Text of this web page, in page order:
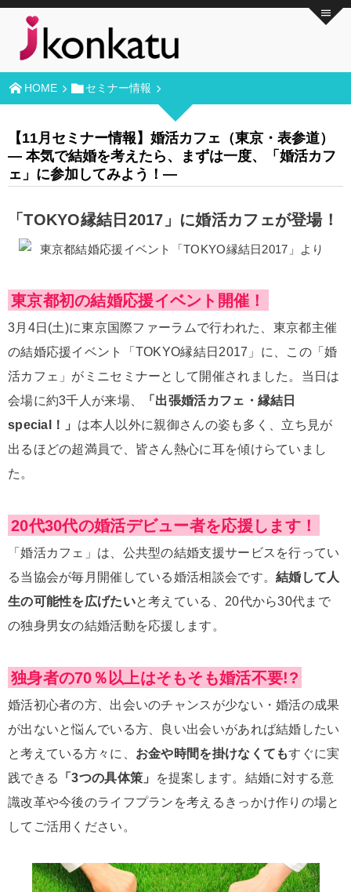
HOME セミナー情報
【11月セミナー情報】婚活カフェ（東京・表参道）
― 本気で結婚を考えたら、まずは一度、「婚活カフ
ェ」に参加してみよう！―
「TOKYO縁結日2017」に婚活カフェが登場！
東京都初の結婚応援イベント開催！
3月4日(土)に東京国際ファーラムで行われた、東京都主催
の結婚応援イベント「TOKYO縁結日2017」に、この「婚
活カフェ」がミニセミナーとして開催されました。当日は
会場に約3千人が来場、
「出張婚活カフェ・縁結日
special！」 は本人以外に親御さんの姿も多く、立ち見が
出るほどの超満員で、皆さん熱心に耳を傾けらていまし
た。
20代30代の婚活デビュー者を応援します！
「婚活カフェ」は、公共型の結婚支援サービスを行ってい
る当協会が毎月開催している婚活相談会です。結婚して人
生の可能性を広げたいと考えている、20代から30代まで
の独身男女の結婚活動を応援します。
独身者の70％以上はそもそも婚活不要!?
婚活初心者の方、出会いのチャンスが少ない・婚活の成果
が出ないと悩んでいる方、良い出会いがあれば結婚したい
と考えている方々に、 お金や時間を掛けなくてもすぐに実
践できる
「3つの具体策」
を提案します。結婚に対する意
識改革や今後のライフプランを考えるきっかけ作りの場と
してご活用ください。